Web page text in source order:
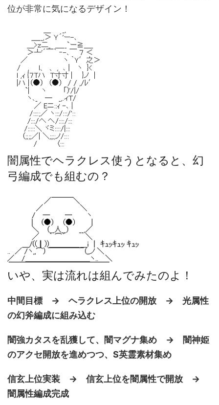
位が非常に気になるデザイン！
闇属性でヘラクレス使うとなると、幻
弓編成でも組むの？
いや、実は流れは組んでみたのよ！
中間目標 → ヘラクレス上位の開放 → 光属性
の幻斧編成に組み込む
闇強カタスを乱獲して、闇マグナ集め → 闇神姫
のアクセ開放を進めつつ、S英霊素材集め
信玄上位実装 → 信玄上位を闇属性で開放 →
闇属性編成完成